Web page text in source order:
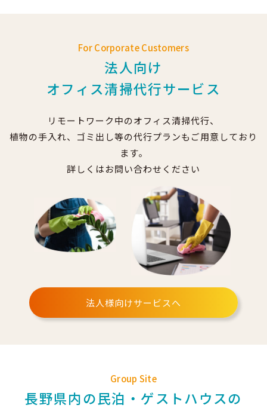
For Corporate Customers
法人向け
オフィス清掃代行サービス
リモートワーク中のオフィス清掃代行、
植物の手入れ、ゴミ出し等の代行プランもご用意しており
ます。
詳しくはお問い合わせください
法人様向けサービスへ
Group Site
長野県内の民泊・ゲストハウスの